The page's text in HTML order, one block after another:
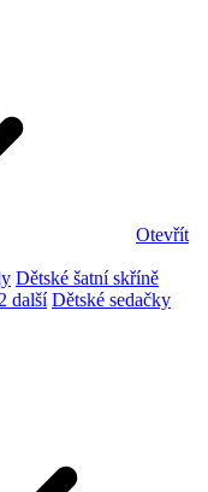
Otevřít
Dětské šatní skříně
další Dětské sedačky